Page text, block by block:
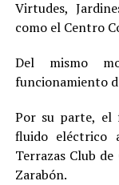
Virtudes,
como el Centro
Del mismo
funcionamiento
Por su parte, el
fluido eléctrico
Terrazas Club
Zarabón.